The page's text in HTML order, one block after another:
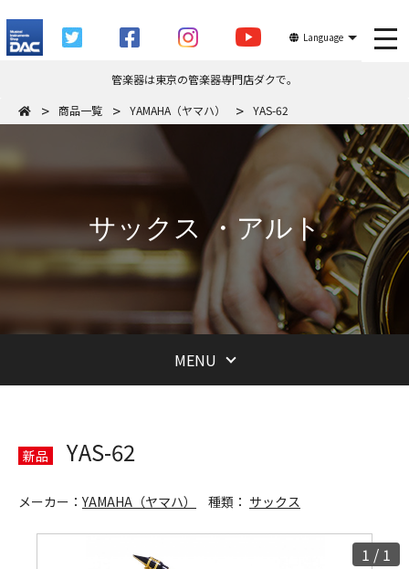
Language
管楽器は東京の管楽器専門店ダクで。
商品一覧
YAMAHA（ヤマハ） YAS-62
サックス ・アルト
MENU
新品 YAS-62
メーカー：YAMAHA（ヤマハ） 種類： サックス
1 / 1